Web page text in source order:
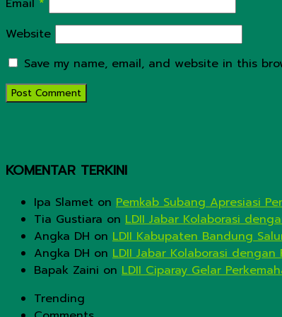
Website
Save my name, email, and website in this
KOMENTAR TERKINI
Ipa Slamet on Pemkab Subang Apresiasi
Tia Gustiara on LDII Jabar Kolaborasi
Angka DH on LDII Kabupaten Bandung
Angka DH on LDII Jabar Kolaborasi
Bapak Zaini on LDII Ciparay Gelar
Trending